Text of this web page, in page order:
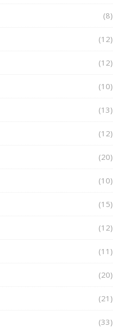
(8)
(12)
(12)
(10)
(13)
(12)
(20)
(10)
(15)
(12)
(11)
(20)
(21)
(33)